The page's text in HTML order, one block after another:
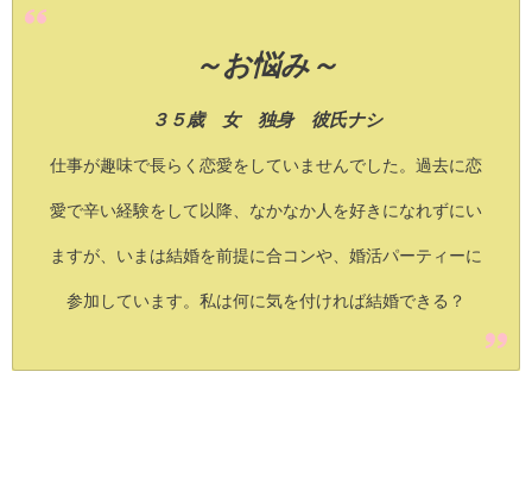
～お悩み～
３５歳 女 独身 彼氏ナシ
仕事が趣味で長らく恋愛をしていませんでした。過去に恋
愛で辛い経験をして以降、なかなか人を好きになれずにい
ますが、いまは結婚を前提に合コンや、婚活パーティーに
参加しています。私は何に気を付ければ結婚できる？